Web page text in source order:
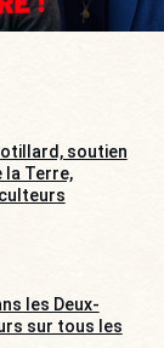
soutien
la Terre,
les Deux-
sur tous les